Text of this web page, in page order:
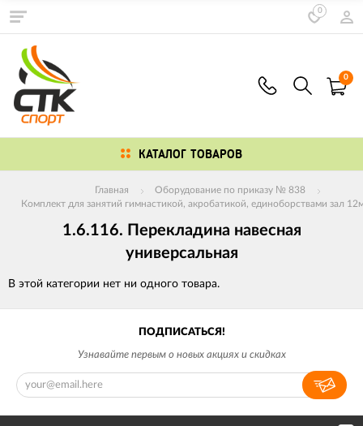
0
0
КАТАЛОГ ТОВАРОВ
Главная
Оборудование по приказу № 838
Комплект для занятий гимнастикой, акробатикой, единоборствами зал
1.6.116. Перекладина навесная
универсальная
В этой категории нет ни одного товара.
ПОДПИСАТЬСЯ!
Узнавайте первым о новых акциях и скидках